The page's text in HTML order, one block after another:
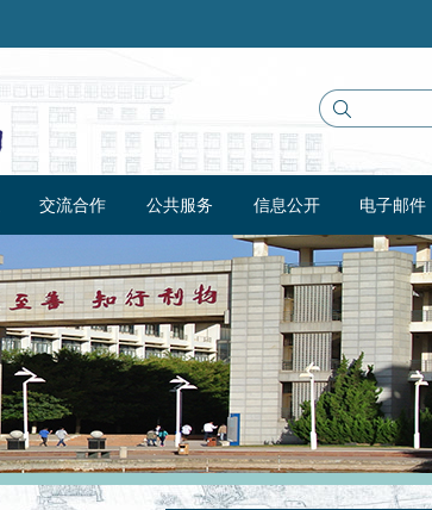
交流合作 公共服务 信息公开 电子邮件